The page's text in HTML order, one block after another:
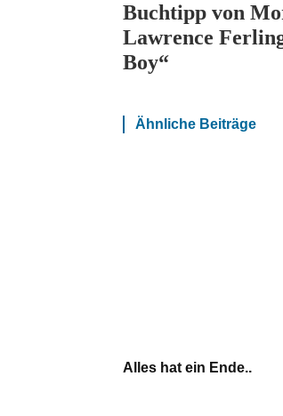
Buchtipp von
Lawrence
Boy“
Ähnliche Beiträge
Alles hat ein Ende..